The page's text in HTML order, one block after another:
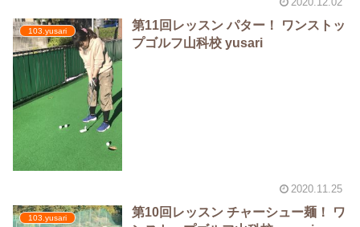
2020.12.02
103.yusari
第11回レッスン パター！ ワンストッ
プゴルフ山科校 yusari
2020.11.25
103.yusari
第10回レッスン チャーシュー麺！ ワ